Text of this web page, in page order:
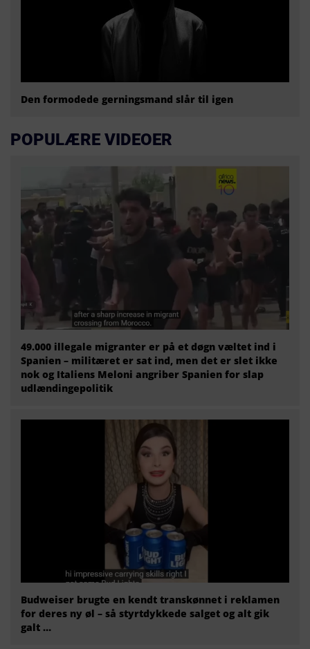
Den formodede gerningsmand slår til igen
POPULÆRE VIDEOER
49.000 illegale migranter er på et døgn væltet ind i
Spanien – militæret er sat ind, men det er slet ikke
nok og Italiens Meloni angriber Spanien for slap
udlændingepolitik
Budweiser brugte en kendt transkønnet i reklamen
for deres ny øl – så styrtdykkede salget og alt gik
galt …